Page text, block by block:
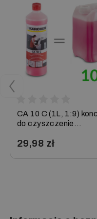
CA 10 C (1L, 1:9)
do czyszczenie
29,98 zł